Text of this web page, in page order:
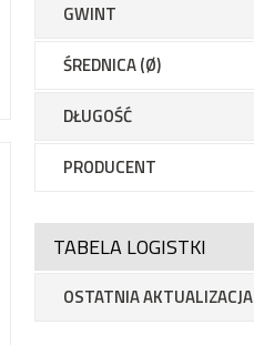
GWINT
ŚREDNICA (Ø)
DŁUGOŚĆ
PRODUCENT
TABELA LOGISTKI
OSTATNIA AKTUALIZACJA